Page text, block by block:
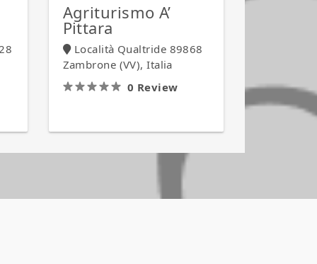
Agriturismo A’
Pittara
Località Qualtride 89868
Zambrone (VV), Italia
0 Review
IN PRIMO PIANOA’
IN PRIMO PIANOA’